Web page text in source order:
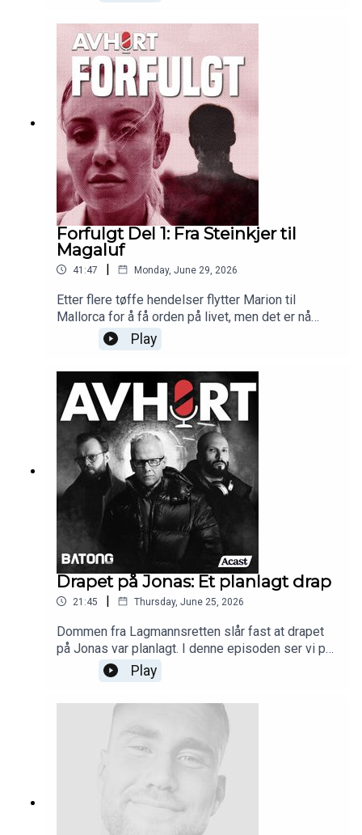
Forfulgt Del 1: Fra Steinkjer til
Magaluf
41:47 | Monday, June 29, 2026
Etter flere tøffe hendelser flytter Marion til
Mallorca for å få orden på livet, men det er nå
marerittet begynner.
Play
Drapet på Jonas: Et planlagt drap
21:45 | Thursday, June 25, 2026
Dommen fra Lagmannsretten slår fast at drapet
på Jonas var planlagt. I denne episoden ser vi på
den ferske dommen, vi snakker med Jonas' far,
Trond Henriksen om hans reaksjon på denne og vi
stiller spørsmålet; er endelig punktum nå satt i
denne saken?
Play